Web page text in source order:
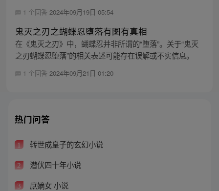
1 个回答 2024年09月19日 05:54
鬼灭之刃之蝴蝶忍堕落有图有真相
在《鬼灭之刃》中，蝴蝶忍并非所谓的“堕落”。关于“鬼灭
之刃蝴蝶忍堕落”的相关表述可能存在误解或不实信息。
1 个回答 2024年09月21日 01:20
热门问答
1 转世成皇子的玄幻小说
2 潜伏四十年小说
3 庶嫡女 小说